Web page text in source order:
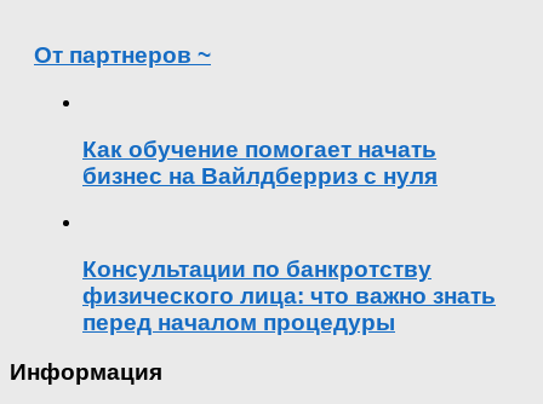
От партнеров ~
Как обучение помогает начать
бизнес на Вайлдберриз с нуля
Консультации по банкротству
физического лица: что важно знать
перед началом процедуры
Информация